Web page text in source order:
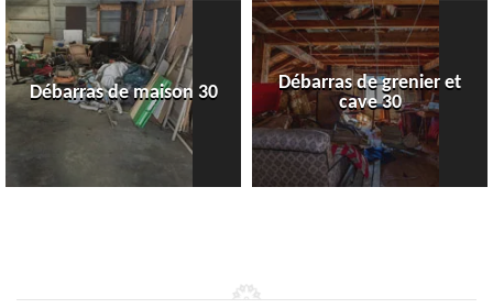
Débarras de maison 30
Débarras de grenier et
cave 30